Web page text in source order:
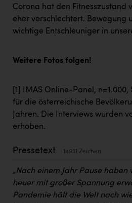
Karin Liedl
KEBA
KLIPP Frisör
Kremsmüller Anlagenbau GmbH
Maximarkt
Österreichischer
Orlen
Passage Linz
Corona hat den Fitnesszustand
eher verschlechtert. Bewegung
wichtige Entschleuniger in
Weitere Fotos folgen!
[1]
IMAS Online-Panel,
für die österreichische
Jahren. Die Interviews wurden
erhoben.
Pressetext 14931 Zeichen
„Nach einem Jahr Pause
heuer mit großer Spannung
Pandemie hält die Welt nach